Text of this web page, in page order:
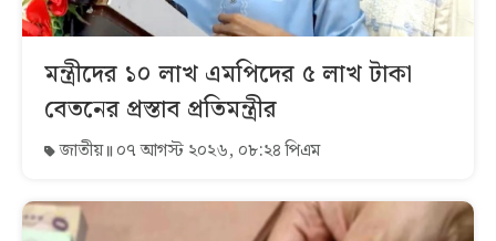
মন্ত্রীদের ১০ লাখ এমপিদের ৫ লাখ টাকা
বেতনের প্রস্তাব প্রতিমন্ত্রীর
জাতীয় ০৭ আগস্ট ২০২৬, ০৮:২৪ পিএম